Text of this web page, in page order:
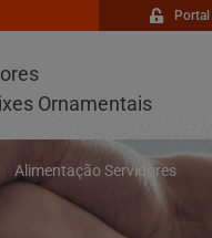
Ornamentais
Alimentação Servidores